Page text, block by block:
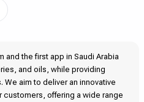
and the first app in Saudi Arabia
and oils, while providing
aim to deliver an innovative
offering a wide range